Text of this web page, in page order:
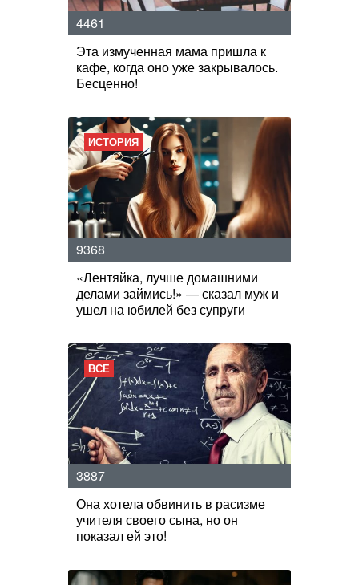
4461
Эта измученная мама пришла к
кафе, когда оно уже закрывалось.
Бесценно!
ИСТОРИЯ
9368
«Лентяйка, лучше домашними
делами займись!» — сказал муж и
ушел на юбилей без супруги
ВСЕ
3887
Она хотела обвинить в расизме
учителя своего сына, но он
показал ей это!